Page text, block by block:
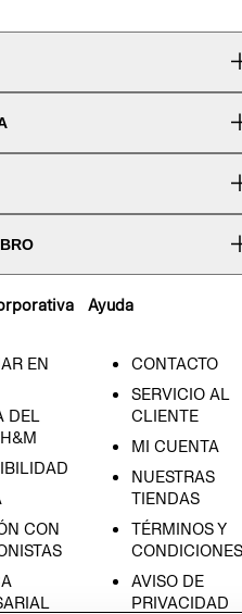
EN
DEL
CON
Ayuda
CONTACTO
SERVICIO AL
CLIENTE
MI CUENTA
NUESTRAS
TIENDAS
TÉRMINOS Y
CONDICIONES
AVISO DE
PRIVACIDAD